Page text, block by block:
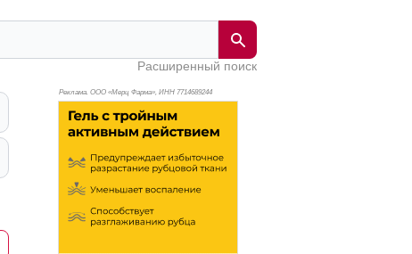
Расширенный поиск
Реклама. ООО «Мерц Фарма», ИНН 7714689244